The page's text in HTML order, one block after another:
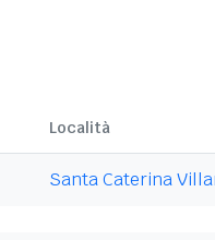
Località
Santa Caterina